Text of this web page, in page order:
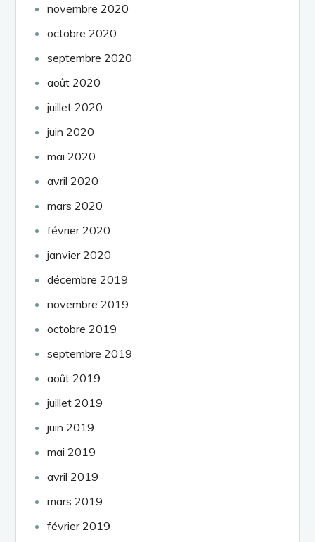
novembre 2020
octobre 2020
septembre 2020
août 2020
juillet 2020
juin 2020
mai 2020
avril 2020
mars 2020
février 2020
janvier 2020
décembre 2019
novembre 2019
octobre 2019
septembre 2019
août 2019
juillet 2019
juin 2019
mai 2019
avril 2019
mars 2019
février 2019